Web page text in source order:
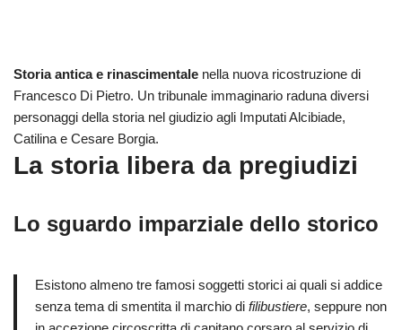
Storia antica e rinascimentale nella nuova ricostruzione di
Francesco Di Pietro. Un tribunale immaginario raduna diversi
personaggi della storia nel giudizio agli Imputati Alcibiade,
Catilina e Cesare Borgia.
La storia libera da pregiudizi
Lo sguardo imparziale dello storico
Esistono almeno tre famosi soggetti storici ai quali si addice
senza tema di smentita il marchio di filibustiere, seppure non